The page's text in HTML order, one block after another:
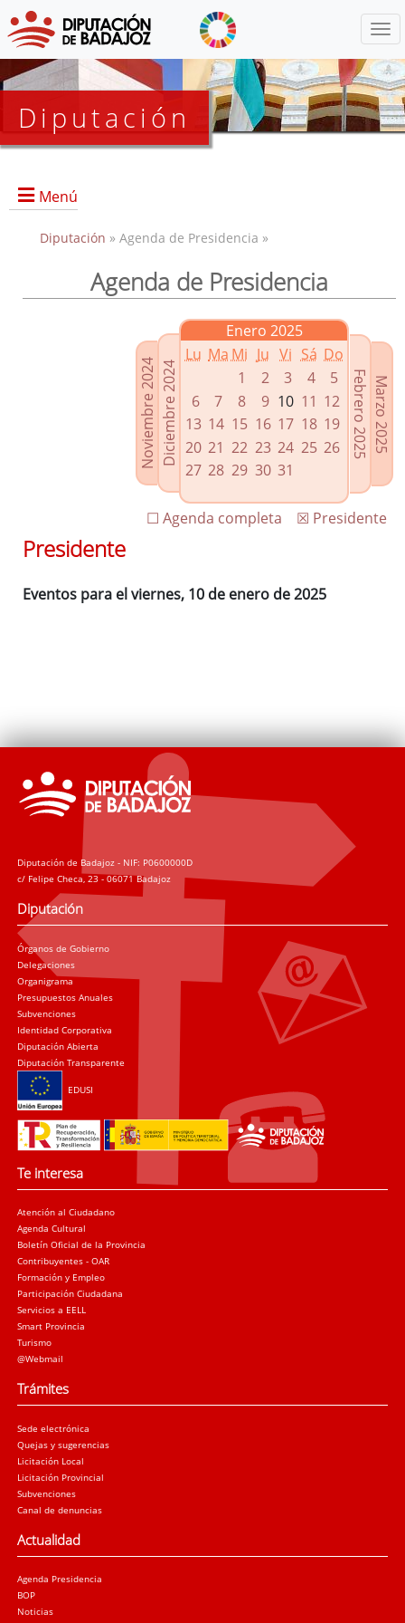
Diputación
Menú
Presidencia
Enlaces relacionados
Agenda de Presidencia
Plenos provinciales y Juntas de gobierno
Oficina de Proyectos Europeos
Diputación » Agenda de Presidencia »
Agenda de Presidencia
Noviembre 2024Diciembre 2024
Enero 2025
Lu Ma Mi Ju Vi Sá Do
1
2 3 4
5
6
7 8 9 10 11 12
13 14 15 16 17 18 19
20 21 22 23 24 25 26
27 28 29 30 31
Marzo 2025
Febrero 2025
☒ Presidente
☐ Agenda completa
Presidente
Eventos para el viernes, 10 de enero de 2025
Diputación de Badajoz - NIF: P0600000D
c/ Felipe Checa, 23 - 06071 Badajoz
Diputación
Órganos de Gobierno
Delegaciones
Organigrama
Presupuestos Anuales
Subvenciones
Identidad Corporativa
Diputación Abierta
Diputación Transparente
EDUSI
Te interesa
Atención al Ciudadano
Agenda Cultural
Boletín Oficial de la Provincia
Contribuyentes - OAR
Formación y Empleo
Participación Ciudadana
Servicios a EELL
Smart Provincia
Turismo
@Webmail
Trámites
Sede electrónica
Quejas y sugerencias
Licitación Local
Licitación Provincial
Subvenciones
Canal de denuncias
Actualidad
Agenda Presidencia
BOP
Noticias